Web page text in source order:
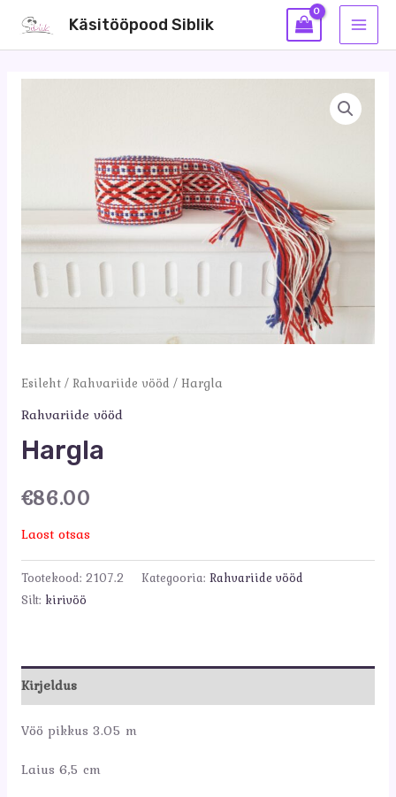
Käsitööpood Siblik
Esileht/Rahvariide vööd / Hargla
Rahvariide vööd
Hargla
€86.00
Laost otsas
Tootekood: 2107.2 Kategooria: Rahvariide vööd
Silt: kirivöö
Kirjeldus
Vöö pikkus 3.05 m
Laius 6,5 cm